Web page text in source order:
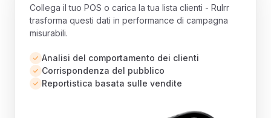
Collega il tuo POS o carica la tua lista clienti - Rulrr
trasforma questi dati in performance di campagna
misurabili.
Analisi del comportamento dei clienti
Corrispondenza del pubblico
Reportistica basata sulle vendite